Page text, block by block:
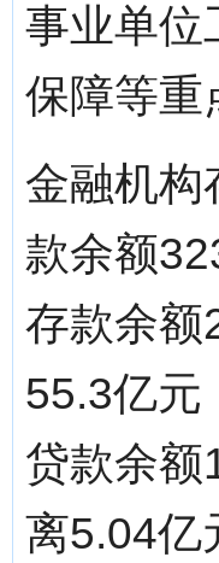
事业单位
保障等重
金融机构
款余额
存款余额
55.3亿元
贷款余额
离5.04亿